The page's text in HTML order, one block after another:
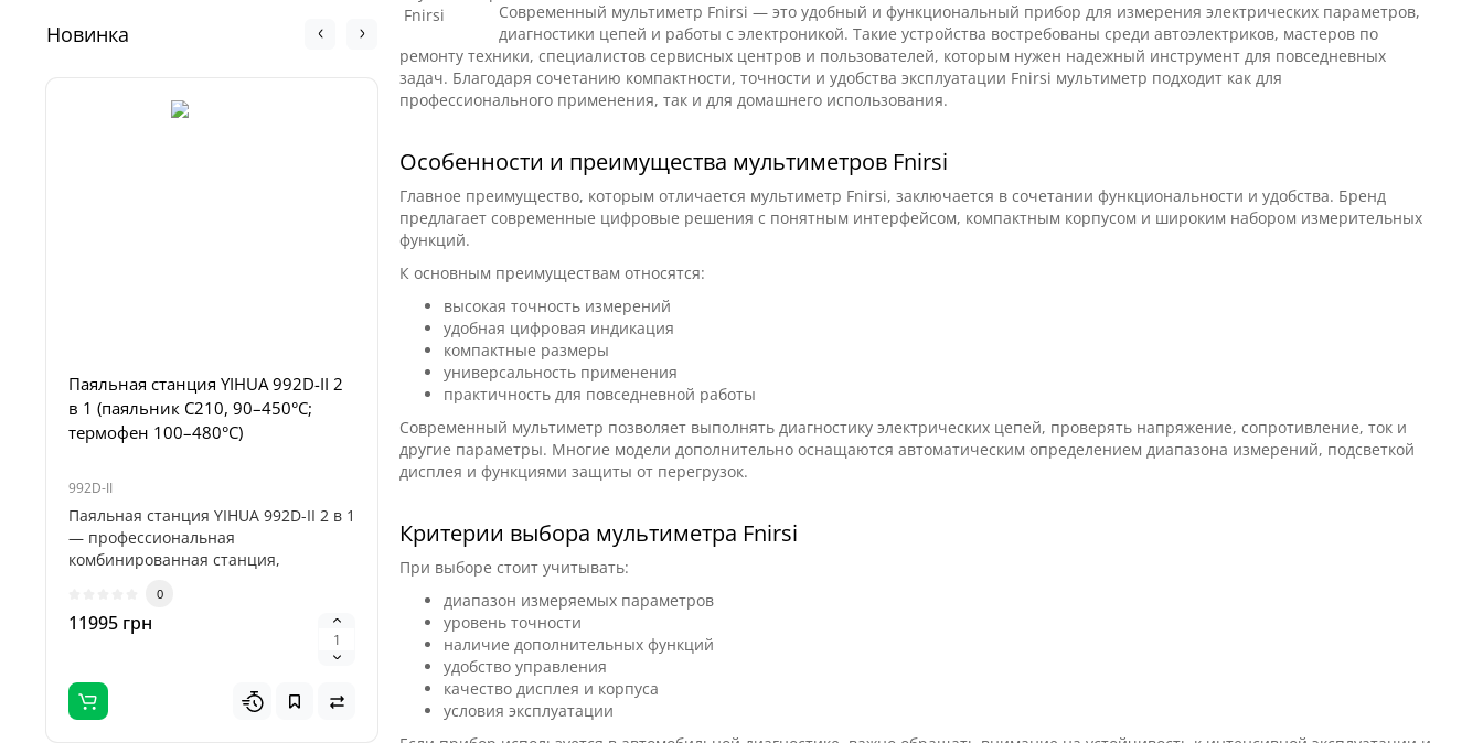
Новинка
Паяльная станция YIHUA 992D-II 2
в 1 (паяльник C210, 90–450°C;
термофен 100–480°C)
992D-II
Паяльная станция YIHUA 992D-II 2 в 1
— профессиональная
комбинированная станция,
0
11995 грн
Лабораторный блок питания
FNIRSI DPS-150 Plus (1CH, 30V, 5A)
высокопроизводительный источник
питания постоянного тока, который
0
3695 грн
для EasyDiag 2.0, 3.0, DBScar на 1
год (Легковые + Электромобили)
для EasyDiag 2.0, EasyDiag 3.0, DBScar
Современный мультиметр Fnirsi — это удобный и функциональный прибор для измерения электрических параметров,
диагностики цепей и работы с электроникой. Такие устройства востребованы среди автоэлектриков, мастеров по
ремонту техники, специалистов сервисных центров и пользователей, которым нужен надежный инструмент для повседневных
задач. Благодаря сочетанию компактности, точности и удобства эксплуатации Fnirsi мультиметр подходит как для
профессионального применения, так и для домашнего использования.
Особенности и преимущества мультиметров Fnirsi
Главное преимущество, которым отличается мультиметр Fnirsi, заключается в сочетании функциональности и удобства. Бренд
предлагает современные цифровые решения с понятным интерфейсом, компактным корпусом и широким набором измерительных
функций.
К основным преимуществам относятся:
высокая точность измерений
удобная цифровая индикация
компактные размеры
универсальность применения
практичность для повседневной работы
Современный мультиметр позволяет выполнять диагностику электрических цепей, проверять напряжение, сопротивление, ток и
другие параметры. Многие модели дополнительно оснащаются автоматическим определением диапазона измерений, подсветкой
дисплея и функциями защиты от перегрузок.
Критерии выбора мультиметра Fnirsi
При выборе стоит учитывать:
диапазон измеряемых параметров
уровень точности
наличие дополнительных функций
удобство управления
качество дисплея и корпуса
условия эксплуатации